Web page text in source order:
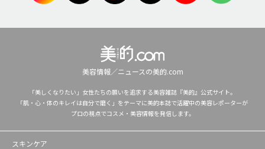
美容情報／ニュースの美的.com
「美しくなりたい」女性たちの願いを追求する美容雑誌『美的』公式サイト。
「肌・心・体のキレイは自分で磨く」をテーマに美的本誌で活躍中の美容レポーターが
プロの視点でコスメ・美容情報を発信します。
スキンケア